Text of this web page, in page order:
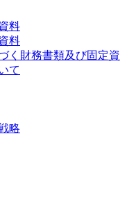
料
料
く財務書類及び固定資
て
略